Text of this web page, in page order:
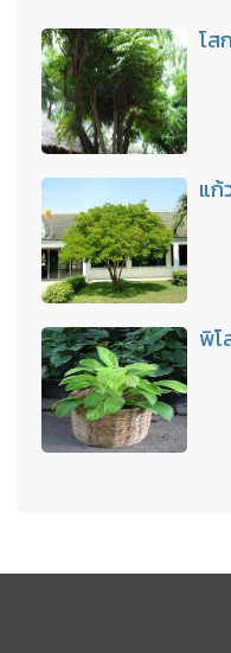
โส
แก้
พิโ